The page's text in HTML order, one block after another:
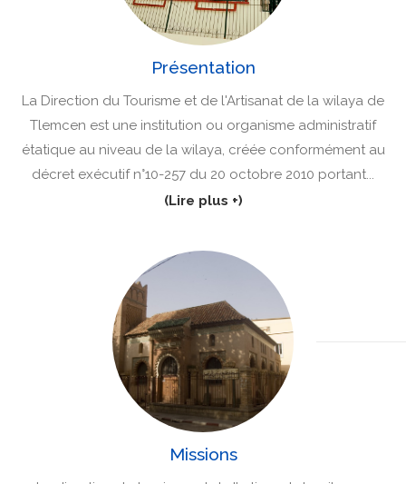
Présentation
La Direction du Tourisme et de l'Artisanat de la wilaya de
Tlemcen est une institution ou organisme administratif
étatique au niveau de la wilaya, créée conformément au
décret exécutif n°10-257 du 20 octobre 2010 portant...
(Lire plus +)
Missions